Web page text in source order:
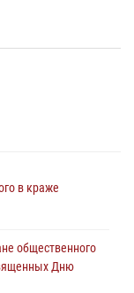
в краже
общественного
Дню